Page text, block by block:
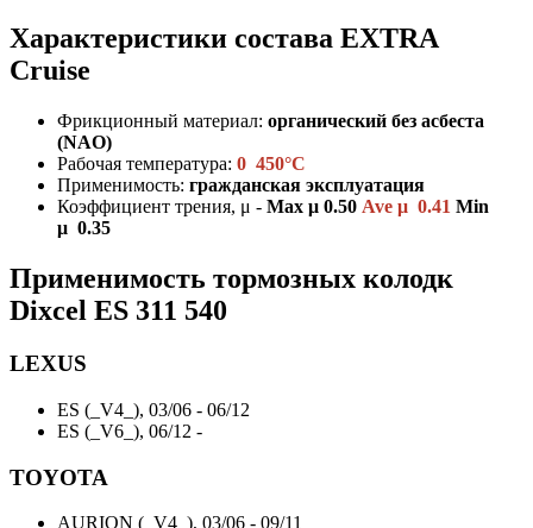
Характеристики состава EXTRA
Cruise
Фрикционный материал: органический без асбеста
(NAO)
Рабочая температура: 0 450°C
Применимость: гражданская эксплуатация
Коэффициент трения, μ - Max μ 0.50 Ave μ 0.41 Min
μ 0.35
Применимость тормозных колодк
Dixcel ES 311 540
LEXUS
ES (_V4_), 03/06 - 06/12
ES (_V6_), 06/12 -
TOYOTA
AURION (_V4_), 03/06 - 09/11